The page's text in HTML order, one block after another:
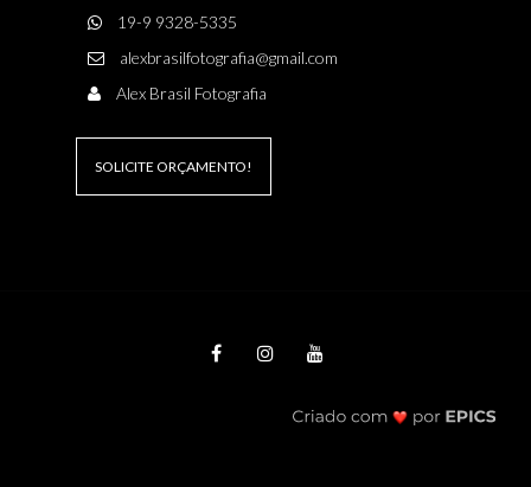
19-9 9328-5335
alexbrasilfotografia@gmail.com
Alex Brasil Fotografia
SOLICITE ORÇAMENTO!